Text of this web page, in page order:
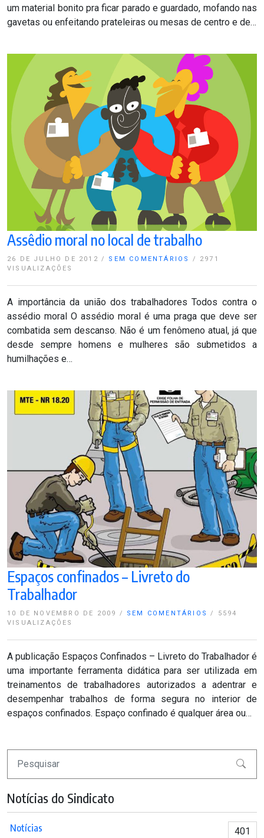
um material bonito pra ficar parado e guardado, mofando nas
gavetas ou enfeitando prateleiras ou mesas de centro e de…
Assêdio moral no local de trabalho
26 DE JULHO DE 2012 / SEM COMENTÁRIOS /
2971
VISUALIZAÇÕES
A importância da união dos trabalhadores Todos contra o
assédio moral O assédio moral é uma praga que deve ser
combatida sem descanso. Não é um fenômeno atual, já que
desde sempre homens e mulheres são submetidos a
humilhações e…
Espaços confinados – Livreto do
Trabalhador
10 DE NOVEMBRO DE 2009 / SEM COMENTÁRIOS /
5594
VISUALIZAÇÕES
A publicação Espaços Confinados – Livreto do Trabalhador é
uma importante ferramenta didática para ser utilizada em
treinamentos de trabalhadores autorizados a adentrar e
desempenhar trabalhos de forma segura no interior de
espaços confinados. Espaço confinado é qualquer área ou…
Pesquisar
Notícias do Sindicato
Notícias 401